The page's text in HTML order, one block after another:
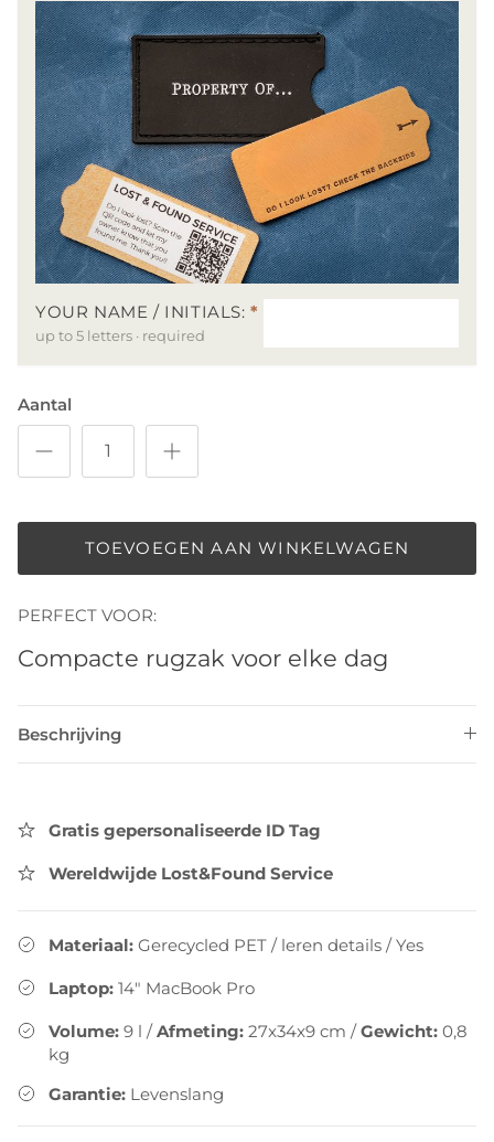
YOUR NAME / INITIALS:*
up to 5 letters · required
Aantal
TOEVOEGEN AAN WINKELWAGEN
PERFECT VOOR:
Compacte rugzak voor elke dag
Beschrijving
Gratis gepersonaliseerde ID Tag
Wereldwijde Lost&Found Service
Materiaal: Gerecycled PET / leren details /Yes
Laptop: 14" MacBook Pro
Volume: 9 l /Afmeting: 27x34x9 cm /Gewicht: 0,8
kg
Garantie: Levenslang